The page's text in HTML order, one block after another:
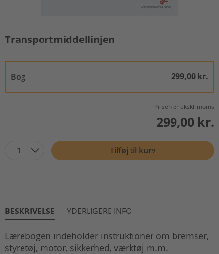
Transportmiddellinjen
Bog 299,00 kr.
Prisen er ekskl. moms
299,00 kr.
1 Tilføj til kurv
BESKRIVELSE YDERLIGERE INFO
Lærebogen indeholder instruktioner om bremser,
styretøj, motor, sikkerhed, værktøj m.m.